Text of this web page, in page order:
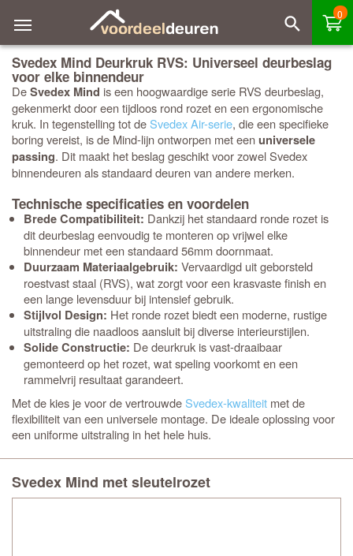
0
Svedex Mind Deurkruk RVS: Universeel deurbeslag
voor elke binnendeur
DeSvedex Mind is een hoogwaardige serie RVS deurbeslag,
gekenmerkt door een tijdloos rond rozet en een ergonomische
kruk. In tegenstelling tot deSvedex Air-serie, die een specifieke
boring vereist, is de Mind-lijn ontworpen met eenuniversele
passing. Dit maakt het beslag geschikt voor zowel Svedex
binnendeuren als standaard deuren van andere merken.
Technische specificaties en voordelen
Brede Compatibiliteit: Dankzij het standaard ronde rozet is
dit deurbeslag eenvoudig te monteren op vrijwel elke
binnendeur met een standaard 56mm doornmaat.
Duurzaam Materiaalgebruik: Vervaardigd uit geborsteld
roestvast staal (RVS), wat zorgt voor een krasvaste finish en
een lange levensduur bij intensief gebruik.
Stijlvol Design: Het ronde rozet biedt een moderne, rustige
uitstraling die naadloos aansluit bij diverse interieurstijlen.
Solide Constructie: De deurkruk is vast-draaibaar
gemonteerd op het rozet, wat speling voorkomt en een
rammelvrij resultaat garandeert.
Met dekies je voor de vertrouwdeSvedex-kwaliteit met de
flexibiliteit van een universele montage. De ideale oplossing voor
een uniforme uitstraling in het hele huis.
Svedex Mind met sleutelrozet